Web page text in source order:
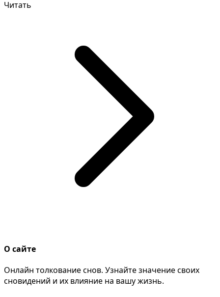
Читать
О сайте
Онлайн толкование снов. Узнайте значение своих
сновидений и их влияние на вашу жизнь.